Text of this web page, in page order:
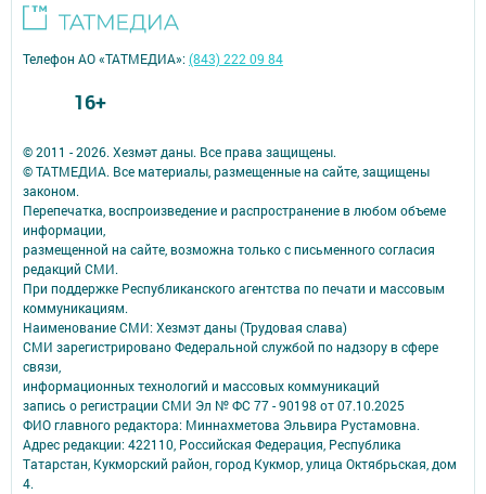
© 2011 - 2026. Хезмәт даны. Все права защищены.
© ТАТМЕДИА. Все материалы, размещенные на сайте, защищены
законом.
Перепечатка, воспроизведение и распространение в любом объеме
информации,
размещенной на сайте, возможна только с письменного согласия
редакций СМИ.
При поддержке Республиканского агентства по печати и массовым
коммуникациям.
Наименование СМИ: Хезмэт даны (Трудовая слава)
СМИ зарегистрировано Федеральной службой по надзору в сфере
связи,
информационных технологий и массовых коммуникаций
запись о регистрации СМИ Эл № ФС 77 - 90198 от 07.10.2025
ФИО главного редактора: Миннахметова Эльвира Рустамовна.
Адрес редакции: 422110, Российская Федерация, Республика
Татарстан, Кукморский район, город Кукмор, улица Октябрьская, дом
4.
Телефон АО «ТАТМЕДИА»:(843) 222 09 84
16+